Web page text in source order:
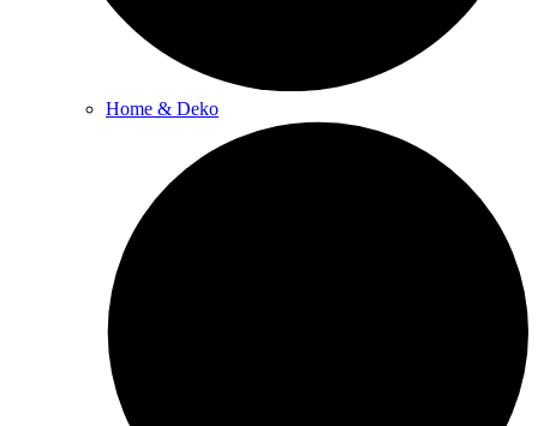
Home & Deko